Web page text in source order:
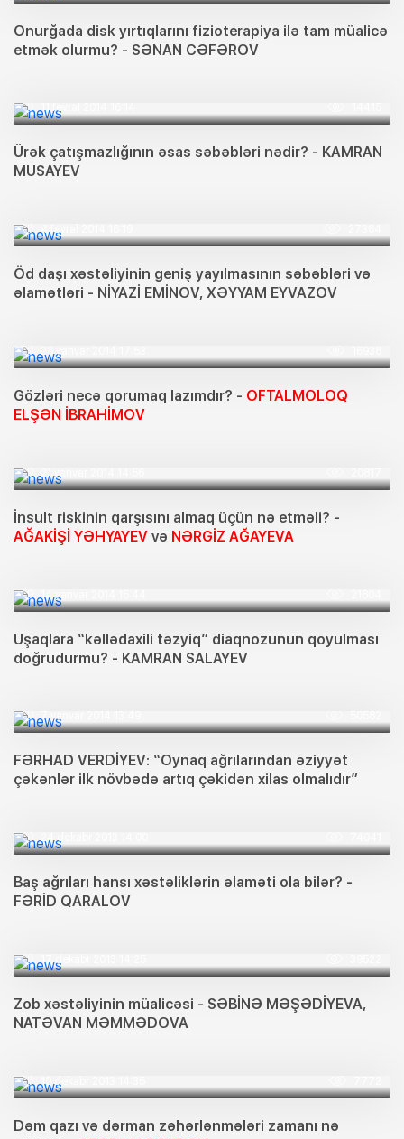
Onurğada disk yırtıqlarını fizioterapiya ilə tam müalicə
etmək olurmu? - SƏNAN CƏFƏROV
11 fevral 2014 16:14
Ürək çatışmazlığının əsas səbəbləri nədir? - KAMRAN
MUSAYEV
4 fevral 2014 16:19
Öd daşı xəstəliyinin geniş yayılmasının səbəbləri və
əlamətləri - NİYAZİ EMİNOV, XƏYYAM EYVAZOV
28 yanvar 2014 17:53
Gözləri necə qorumaq lazımdır? - OFTALMOLOQ
ELŞƏN İBRAHİMOV
21 yanvar 2014 14:56
İnsult riskinin qarşısını almaq üçün nə etməli? -
AĞAKİŞİ YƏHYAYEV və NƏRGİZ AĞAYEVA
Uşaqlara “kəllədaxili təzyiq” diaqnozunun qoyulması
doğrudurmu? - KAMRAN SALAYEV
7 yanvar 2014 13:49
FƏRHAD VERDİYEV: “Oynaq ağrılarından əziyyət
çəkənlər ilk növbədə artıq çəkidən xilas olmalıdır”
24 dekabr 2013 14:00
Baş ağrıları hansı xəstəliklərin əlaməti ola bilər? -
FƏRİD QARALOV
17 dekabr 2013 14:25
Zob xəstəliyinin müalicəsi - SƏBİNƏ MƏŞƏDİYEVA,
NATƏVAN MƏMMƏDOVA
Dəm qazı və dərman zəhərlənmələri zamanı nə